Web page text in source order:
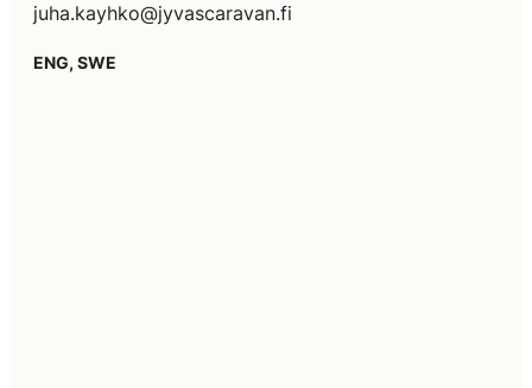
juha.kayhko@jyvascaravan.fi
ENG, SWE